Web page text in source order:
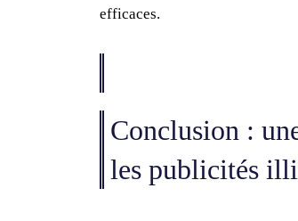
efficaces.
Conclusion :
les publicités